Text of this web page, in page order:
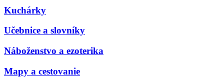
Kuchárky
Učebnice a slovníky
Náboženstvo a ezoterika
Mapy a cestovanie